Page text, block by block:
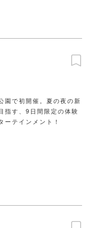
園で初開催。夏の夜の新
指す、9日間限定の体験
ーテインメント！